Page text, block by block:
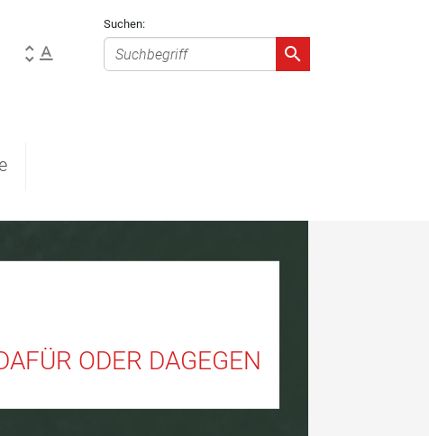
Suchen:
ODER DAGEGEN